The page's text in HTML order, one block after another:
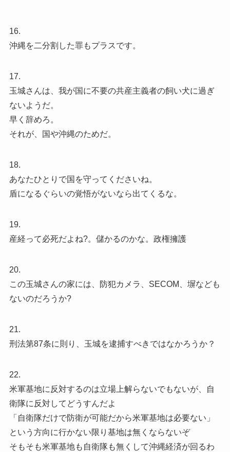
16.
沖縄を二分割した罪もプラスです。
17.
玉城さんは、我が国に不要の共産主義者の飼い犬に過ぎ
ないようだ。
早く辞めろ。
それが、国や沖縄のためだ。
18.
あなたひとりで国を守ってくださいね。
盾になるぐらいの覚悟がないなら出てくるな。
19.
産経って必死だよね?。儲かるのかな。政権擁護
20.
この玉城さんの家には、防犯カメラ、SECOM、塀なども
ないのだろうか?
21.
刑法第87条に則り、玉城を逮捕すべきではなかろうか？
22.
米軍基地に反対するのは立場上解らないでもないが、自
衛隊に反対してどうすんだよ
「自衛隊だけで防衛が可能だから米軍基地は必要ない」
という方向に行かない限り基地は無くならないぞ
そもそも米軍基地も自衛隊も無くして沖縄経済が回るわ